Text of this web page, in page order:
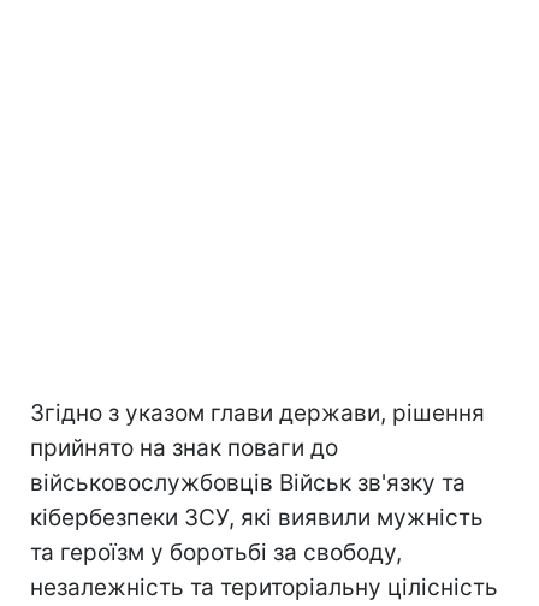
Згідно з указом глави держави, рішення
прийнято на знак поваги до
військовослужбовців Військ зв'язку та
кібербезпеки ЗСУ, які виявили мужність
та героїзм у боротьбі за свободу,
незалежність та територіальну цілісність